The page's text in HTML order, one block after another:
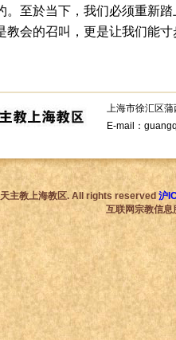
。至於当下，我们必须重新
教会的召叫，更是让我们能
上海市徐汇区
E-mail：
教区. All rights reserved 沪
互联网宗教信息服